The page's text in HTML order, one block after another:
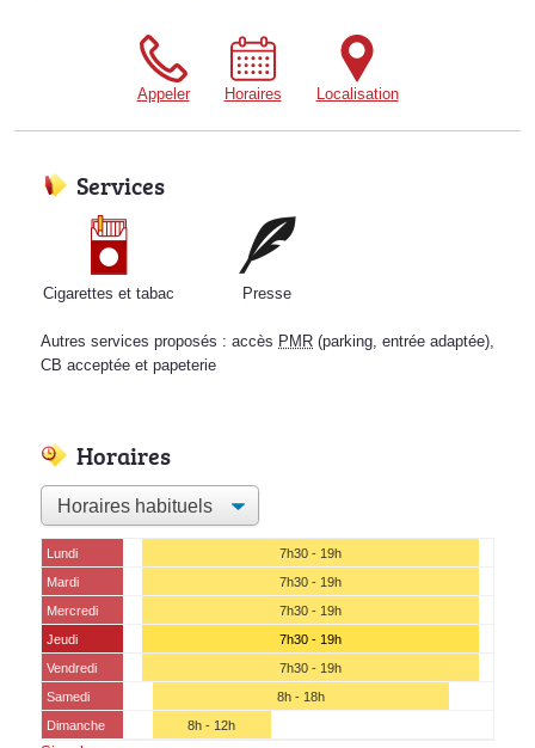
Appeler Horaires Localisation
Services
Cigarettes et tabac Presse
Autres services proposés : accès PMR (parking, entrée adaptée),
CB acceptée et papeterie
Horaires
Lundi
7h30 - 19h
Mardi
7h30 - 19h
Mercredi
7h30 - 19h
Jeudi
7h30 - 19h
Vendredi
7h30 - 19h
Samedi
8h - 18h
Dimanche
8h - 12h